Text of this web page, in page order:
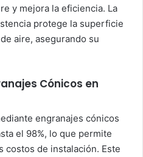
y mejora la eficiencia. La
protege la superficie
aire, asegurando su
Cónicos en
engranajes cónicos
el 98%, lo que permite
costos de instalación. Este